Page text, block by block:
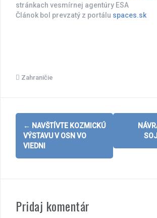
stránkach vesmírnej agentúry ESA
Článok bol prevzatý z portálu spaces.sk
Zahraničie
Post
navigation
← NAVŠTÍVTE KOZMICKÚ
VÝSTAVU V OSN VO
VIEDNI
Pridaj komentár